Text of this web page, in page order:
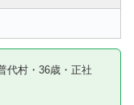
代村・36歳・正社